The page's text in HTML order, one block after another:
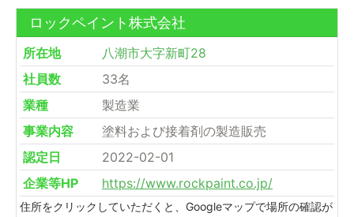
ロックペイント株式会社
所在地
八潮市大字新町28
社員数
33名
業種
製造業
事業内容
塗料および接着剤の製造販売
認定日
2022-02-01
企業等HP
https://www.rockpaint.co.jp/
住所をクリックしていただくと、Googleマップで場所の確認が